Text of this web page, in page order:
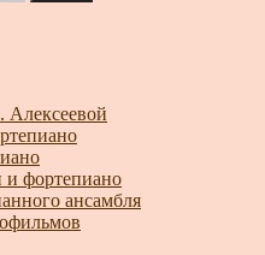
Алексеевой
и фортепиано
ансамбля